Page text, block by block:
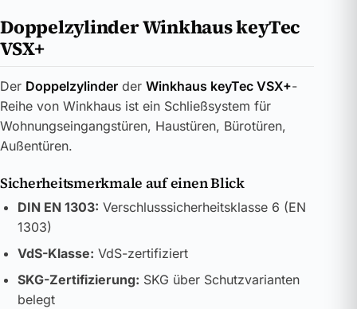
Doppelzylinder Winkhaus keyTec
VSX+
Der Doppelzylinder der Winkhaus keyTec VSX+-
Reihe von Winkhaus ist ein Schließsystem für
Wohnungseingangstüren, Haustüren, Bürotüren,
Außentüren.
Sicherheitsmerkmale auf einen Blick
DIN EN 1303: Verschlusssicherheitsklasse 6 (EN
1303)
VdS-Klasse: VdS-zertifiziert
SKG-Zertifizierung: SKG über Schutzvarianten
belegt